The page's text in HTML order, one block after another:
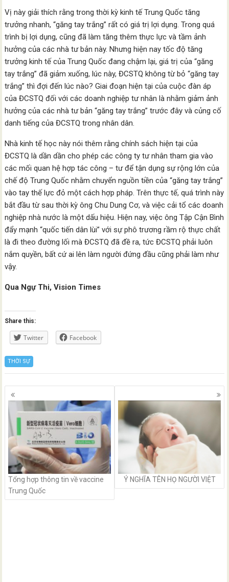
Vị này giải thích rằng trong thời kỳ kinh tế Trung Quốc tăng
trưởng nhanh, “găng tay trắng” rất có giá trị lợi dụng. Trong quá
trình bị lợi dụng, cũng đã làm tăng thêm thực lực và tầm ảnh
hưởng của các nhà tư bản này. Nhưng hiện nay tốc độ tăng
trưởng kinh tế của Trung Quốc đang chậm lại, giá trị của “găng
tay trắng” đã giảm xuống, lúc này, ĐCSTQ không từ bỏ “găng tay
trắng” thì đợi đến lúc nào? Giai đoạn hiện tại của cuộc đàn áp
của ĐCSTQ đối với các doanh nghiệp tư nhân là nhằm giảm ảnh
hưởng của các nhà tư bản “găng tay trắng” trước đây và củng cố
danh tiếng của ĐCSTQ trong nhân dân.
Nhà kinh tế học này nói thêm rằng chính sách hiện tại của
ĐCSTQ là dần dần cho phép các công ty tư nhân tham gia vào
các mối quan hệ hợp tác công – tư để tận dụng sự rộng lớn của
chế độ Trung Quốc nhằm chuyển nguồn tiền của “găng tay trắng”
vào tay thế lực đỏ một cách hợp pháp. Trên thực tế, quá trình này
bắt đầu từ sau thời kỳ ông Chu Dung Cơ, và việc cải tổ các doanh
nghiệp nhà nước là một dấu hiệu. Hiện nay, việc ông Tập Cận Bình
đẩy mạnh “quốc tiến dân lùi” với sự phô trương rầm rộ thực chất
là đi theo đường lối mà ĐCSTQ đã đề ra, tức ĐCSTQ phải luôn
nắm quyền, bất cứ ai lên làm người đứng đầu cũng phải làm như
vậy.
Qua Ngự Thi, Vision Times
Share this:
Twitter Facebook
THỜI SỰ
Posts
navigation
Tổng hợp thông tin về vaccine
Trung Quốc
Ý NGHĨA TÊN HỌ NGƯỜI VIỆT